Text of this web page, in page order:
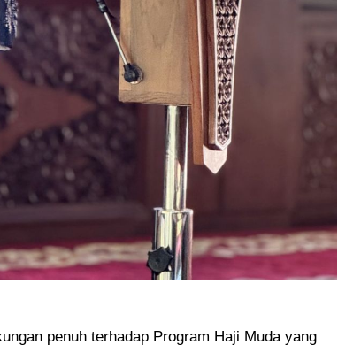
penuh terhadap Program Haji Muda yang